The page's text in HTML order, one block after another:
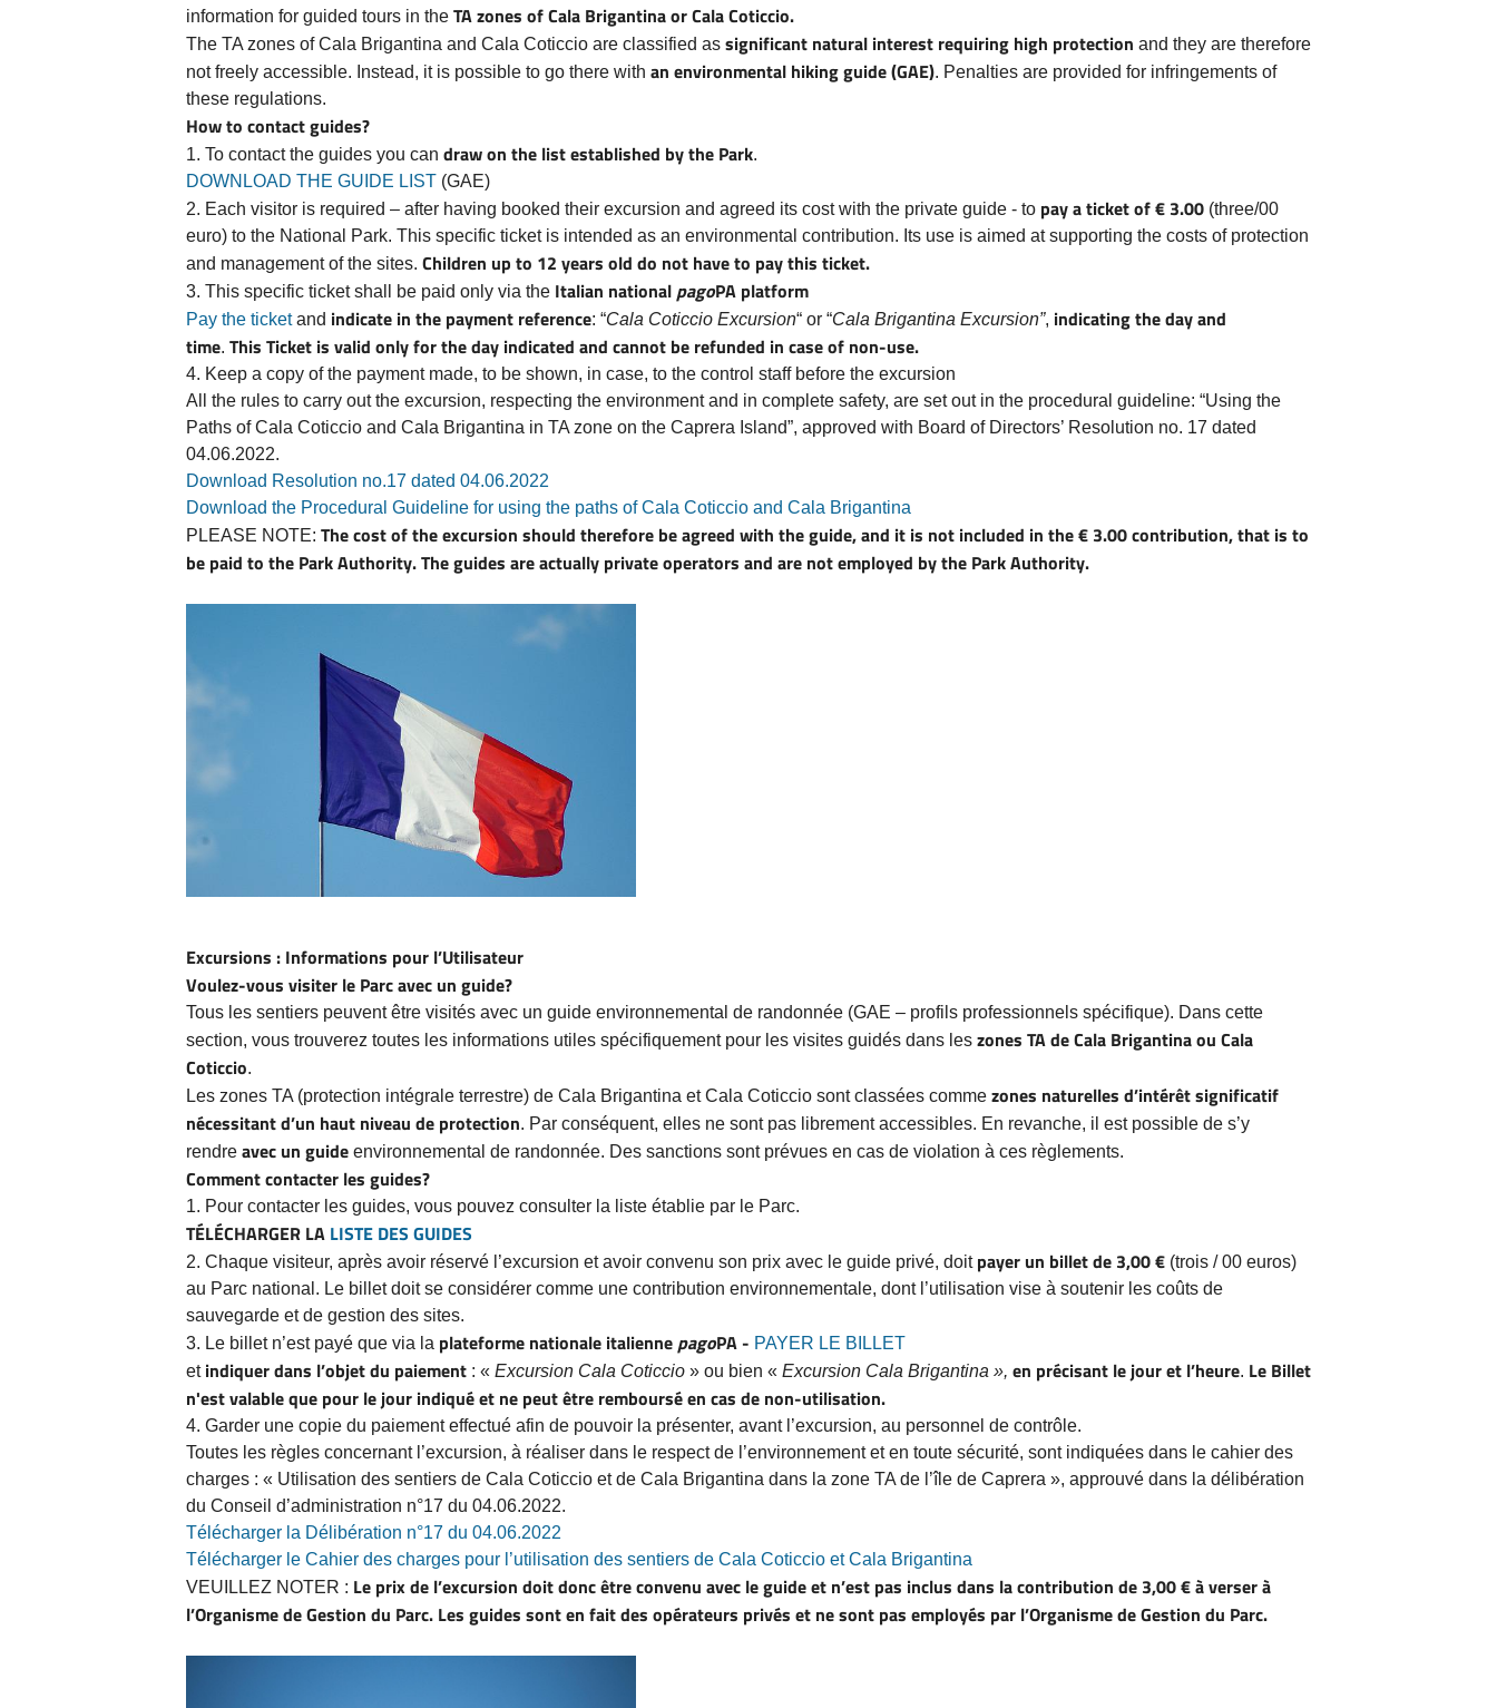
information for guided tours in the TA zones of Cala Brigantina or Cala Coticcio.
The TA zones of Cala Brigantina and Cala Coticcio are classified as significant natural interest requiring high protection and they are therefore
not freely accessible. Instead, it is possible to go there with an environmental hiking guide (GAE). Penalties are provided for infringements of
these regulations.
How to contact guides?
1. To contact the guides you can draw on the list established by the Park.
DOWNLOAD THE GUIDE LIST (GAE)
2. Each visitor is required – after having booked their excursion and agreed its cost with the private guide - to pay a ticket of € 3.00 (three/00
euro) to the National Park. This specific ticket is intended as an environmental contribution. Its use is aimed at supporting the costs of protection
and management of the sites. Children up to 12 years old do not have to pay this ticket.
3. This specific ticket shall be paid only via the Italian national pagoPA platform
Pay the ticket and indicate in the payment reference: “Cala Coticcio Excursion“ or “Cala Brigantina Excursion”, indicating the day and
time. This Ticket is valid only for the day indicated and cannot be refunded in case of non-use.
4. Keep a copy of the payment made, to be shown, in case, to the control staff before the excursion
All the rules to carry out the excursion, respecting the environment and in complete safety, are set out in the procedural guideline: “Using the
Paths of Cala Coticcio and Cala Brigantina in TA zone on the Caprera Island”, approved with Board of Directors’ Resolution no. 17 dated
04.06.2022.
Download Resolution no.17 dated 04.06.2022
Download the Procedural Guideline for using the paths of Cala Coticcio and Cala Brigantina
PLEASE NOTE: The cost of the excursion should therefore be agreed with the guide, and it is not included in the € 3.00 contribution, that is to
be paid to the Park Authority. The guides are actually private operators and are not employed by the Park Authority.
Excursions : Informations pour l’Utilisateur
Voulez-vous visiter le Parc avec un guide?
Tous les sentiers peuvent être visités avec un guide environnemental de randonnée (GAE – profils professionnels spécifique). Dans cette
section, vous trouverez toutes les informations utiles spécifiquement pour les visites guidés dans les zones TA de Cala Brigantina ou Cala
Coticcio.
Les zones TA (protection intégrale terrestre) de Cala Brigantina et Cala Coticcio sont classées comme zones naturelles d’intérêt significatif
nécessitant d’un haut niveau de protection. Par conséquent, elles ne sont pas librement accessibles. En revanche, il est possible de s’y
rendre avec un guide environnemental de randonnée. Des sanctions sont prévues en cas de violation à ces règlements.
Comment contacter les guides?
1. Pour contacter les guides, vous pouvez consulter la liste établie par le Parc.
TÉLÉCHARGER LA LISTE DES GUIDES
2. Chaque visiteur, après avoir réservé l’excursion et avoir convenu son prix avec le guide privé, doit payer un billet de 3,00 € (trois / 00 euros)
au Parc national. Le billet doit se considérer comme une contribution environnementale, dont l’utilisation vise à soutenir les coûts de
sauvegarde et de gestion des sites.
3. Le billet n’est payé que via la plateforme nationale italienne pagoPA - PAYER LE BILLET
et indiquer dans l’objet du paiement : « Excursion Cala Coticcio » ou bien « Excursion Cala Brigantina », en précisant le jour et l’heure. Le Billet
n'est valable que pour le jour indiqué et ne peut être remboursé en cas de non-utilisation.
4. Garder une copie du paiement effectué afin de pouvoir la présenter, avant l’excursion, au personnel de contrôle.
Toutes les règles concernant l’excursion, à réaliser dans le respect de l’environnement et en toute sécurité, sont indiquées dans le cahier des
charges : « Utilisation des sentiers de Cala Coticcio et de Cala Brigantina dans la zone TA de l’île de Caprera », approuvé dans la délibération
du Conseil d’administration n°17 du 04.06.2022.
Télécharger la Délibération n°17 du 04.06.2022
Télécharger le Cahier des charges pour l’utilisation des sentiers de Cala Coticcio et Cala Brigantina
VEUILLEZ NOTER : Le prix de l’excursion doit donc être convenu avec le guide et n’est pas inclus dans la contribution de 3,00 € à verser à
l’Organisme de Gestion du Parc. Les guides sont en fait des opérateurs privés et ne sont pas employés par l’Organisme de Gestion du Parc.